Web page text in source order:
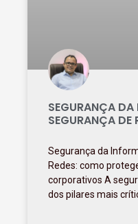
SEGURANÇA
SEGURANÇA DE
Segurança da
Redes: como
corporativos A
dos pilares mais